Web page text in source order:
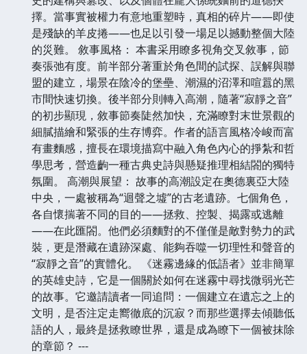
擇。當事實被權力有意地重塑時，真相的碎片——即使
是殘缺的羊皮捲——也足以引發一場足以撼動整個大陸
的災難。 敘事風格： 本書采用瞭多視角交叉敘事，節
奏張弛有度。前半部分著重於角色間的試探、誤解與聯
盟的建立，場景在陰冷的堡壘、潮濕的沼澤和喧囂的黑
市間快速切換。後半部分則轉入高潮，隨著“寂靜之音”
的初步顯現，敘事節奏陡然加快，充滿瞭對末世景觀的
細膩描繪和緊張的生存博弈。作者的語言風格冷峻而富
有畫麵感，擅長在環境描寫中融入角色內心的掙紮和哲
學思考，營造齣一種古典史詩與懸疑推理相結閤的獨特
氛圍。 高潮與展望： 故事的高潮設定在奧德裏亞大陸
中央，一處被稱為“迴聲之墟”的古老遺跡。七個角色，
各自懷揣著不同的目的——拯救、控製、揭露或逃離
——在此匯閤。他們必須麵對的不僅僅是敵對勢力的武
裝，更是潛藏在遺跡深處、能夠吞噬一切理性和聲音的
“寂靜之音”的實體化。 《迷霧邊緣的低語者》並非簡單
的英雄史詩，它是一個關於如何在迷霧中尋找微弱光芒
的故事。它邀請讀者一同追問：一個建立在遺忘之上的
文明，是否注定走嚮徹底的沉寂？而那些選擇去傾聽低
語的人，最終是拯救瞭世界，還是成為瞭下一個被抹除
的章節？ ---